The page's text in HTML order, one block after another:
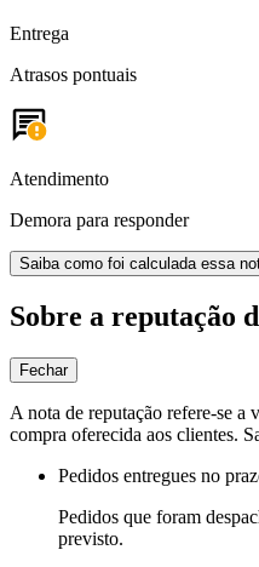
Entrega
Atrasos pontuais
Atendimento
Demora para responder
Saiba como foi calculada essa
Sobre a reputação
Fechar
A nota de reputação refere-se a
compra oferecida aos clientes.
Pedidos entregues no
Pedidos que foram
previsto.